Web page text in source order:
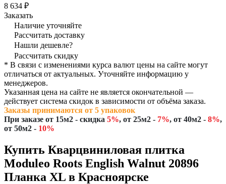
8 634 ₽
Заказать
Наличие уточняйте
Рассчитать доставку
Нашли дешевле?
Рассчитать скидку
* В связи с изменениями курса валют цены на сайте могут
отличаться от актуальных. Уточняйте информацию у
менеджеров.
Указанная цена на сайте не является окончательной —
действует система скидок в зависимости от объёма заказа.
Заказы принимаются от 5 упаковок
При заказе от 15м2 - скидка 5%, от 25м2 - 7%, от 40м2 - 8%,
от 50м2 - 10%
Купить Кварцвиниловая плитка
Moduleo Roots English Walnut 20896
Планка XL в Красноярске